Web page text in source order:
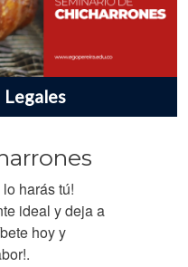
Legales
harás tú!
ideal y deja a
hoy y